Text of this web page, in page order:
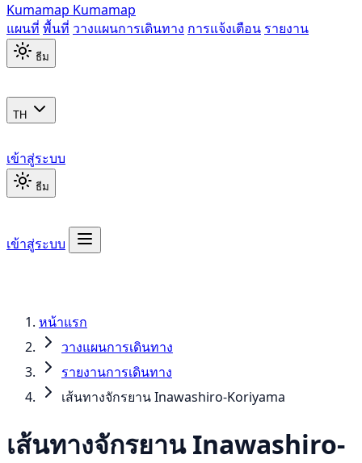
Kumamap Kumamap
แผนที่ พื้นที่ วางแผนการเดินทาง การแจ้งเตือน รายงาน
ธีม
TH
เข้าสู่ระบบ
ธีม
เข้าสู่ระบบ
หน้าแรก
วางแผนการเดินทาง
รายงานการเดินทาง
เส้นทางจักรยาน Inawashiro-Koriyama
เส้นทางจักรยาน Inawashiro-